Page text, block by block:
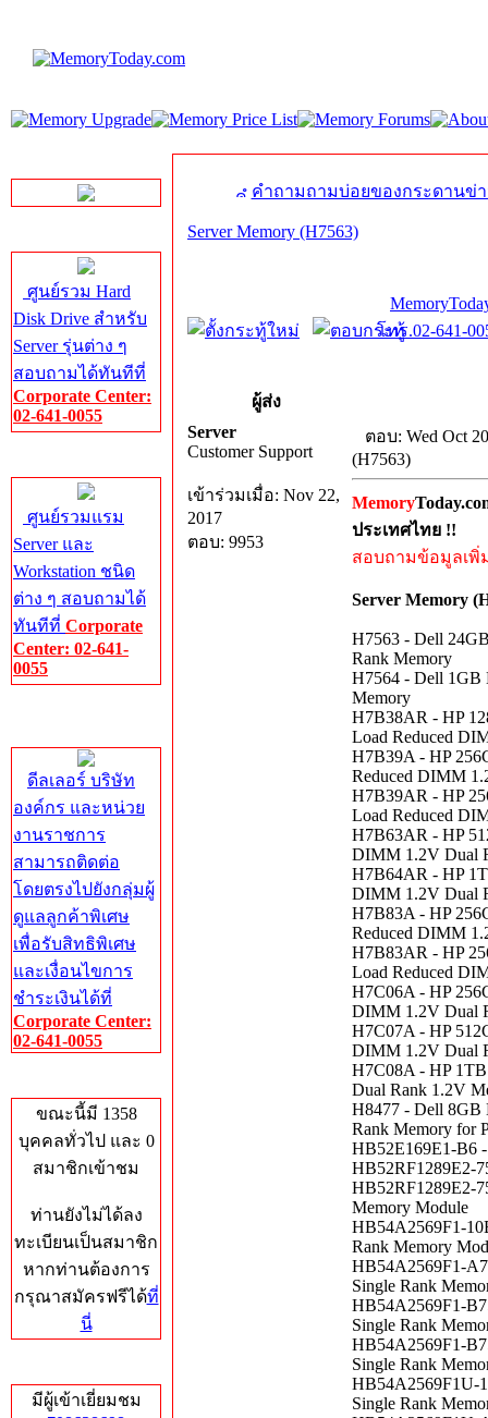
ศูนย์รวม Hard
Disk Drive สำหรับ
Server รุ่นต่าง ๆ
สอบถามได้ทันทีที่
Corporate Center:
02-641-0055
ศูนย์รวมแรม
Server และ
Workstation ชนิด
ต่าง ๆ สอบถามได้
ทันทีที่ Corporate
Center: 02-641-
0055
ดีลเลอร์ บริษัท
องค์กร และหน่วย
งานราชการ
สามารถติดต่อ
โดยตรงไปยังกลุ่มผู้
ดูแลลูกค้าพิเศษ
เพื่อรับสิทธิพิเศษ
และเงื่อนไขการ
ชำระเงินได้ที่
Corporate Center:
02-641-0055
ขณะนี้มี 1358
บุคคลทั่วไป และ 0
สมาชิกเข้าชม
ท่านยังไม่ได้ลง
ทะเบียนเป็นสมาชิก
หากท่านต้องการ
กรุณาสมัครฟรีได้ที่
นี่
มีผู้เข้าเยี่ยมชม
คำถามถามบ่อยของกระดานข่
Server Memory (H7563)
โทร.02-641-
ผู้ส่ง
Server
Customer Support
เข้าร่วมเมื่อ: Nov 22,
2017
ตอบ: 9953
ตอบ: Wed Oct
(H7563)
Memory
ประเทศไทย !!
สอบถามข้อมูลเพิ่
Server Memory
H7563 - Dell
Rank Memory
H7564 - Dell 1GB
Memory
H7B38AR - HP
Load Reduced
H7B39A - HP
Reduced DIMM
H7B39AR - HP
Load Reduced
H7B63AR - HP
DIMM 1.2V Dual
H7B64AR - HP
DIMM 1.2V Dual
H7B83A - HP
Reduced DIMM
H7B83AR - HP
Load Reduced
H7C06A - HP
DIMM 1.2V Dual
H7C07A - HP
DIMM 1.2V Dual
H7C08A - HP
Dual Rank 1.2V
H8477 - Dell 8GB
Rank Memory for
HB52E169E1-B6
HB52RF1289E2-
HB52RF1289E2-
Memory Module
HB54A2569F1-
Rank Memory
HB54A2569F1-
Single Rank
HB54A2569F1-
Single Rank
HB54A2569F1-
Single Rank
HB54A2569F1U-
Single Rank